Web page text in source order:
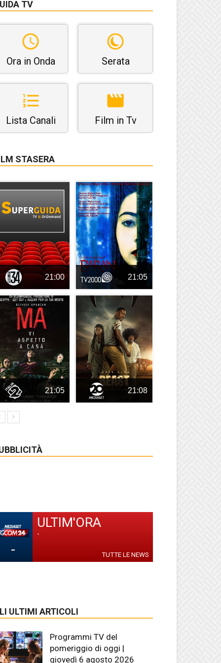
TV
Ora in Onda Serata
Lista Canali Film in Tv
STASERA
21:00 21:05
21:05 21:08
-
ULTIM'ORA
-
TUTTE LE NEWS
ULTIMI ARTICOLI
Programmi TV del
pomeriggio di oggi |
giovedì 6 agosto 2026